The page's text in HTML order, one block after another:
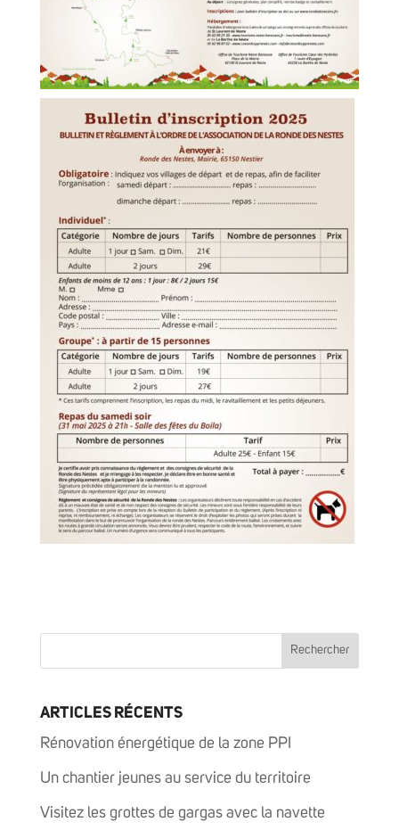
ARTICLES RÉCENTS
Rénovation énergétique de la zone PPI
Un chantier jeunes au service du territoire
Visitez les grottes de gargas avec la navette